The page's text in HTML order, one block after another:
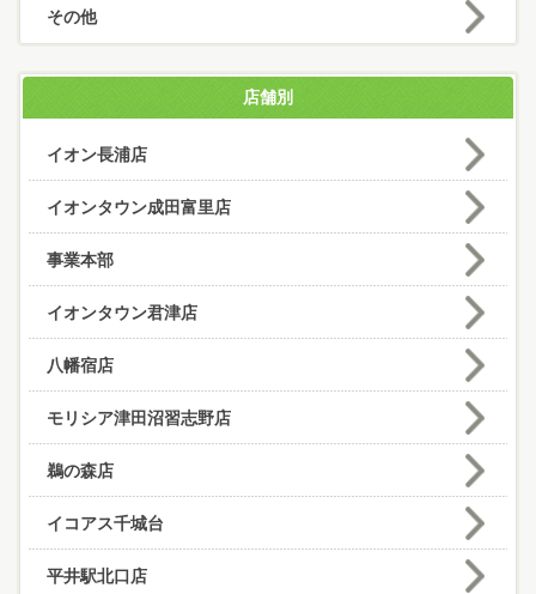
その他
店舗別
イオン長浦店
イオンタウン成田富里店
事業本部
イオンタウン君津店
八幡宿店
モリシア津田沼習志野店
鵜の森店
イコアス千城台
平井駅北口店